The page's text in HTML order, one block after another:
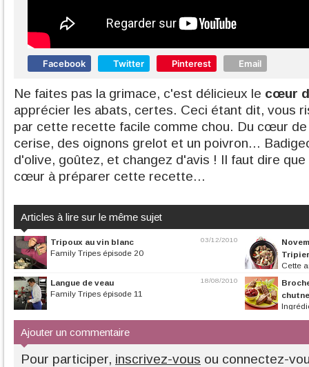
Facebook Twitter Pinterest Email
Ne faites pas la grimace, c'est délicieux le cœur
apprécier les abats, certes. Ceci étant dit, vous
par cette recette facile comme chou. Du cœur
cerise, des oignons grelot et un poivron...
d'olive, goûtez, et changez d'avis ! Il faut dire
cœur à préparer cette recette...
Articles à lire sur le même sujet
03/12/2010
Tripoux au vin blanc
Family Tripes épisode 20
Cette
10 ans. 10 ans
18/08/2010
Langue de veau
Family Tripes épisode 11
Ajouter un commentaire
Pour participer, inscrivez-vous ou connectez-